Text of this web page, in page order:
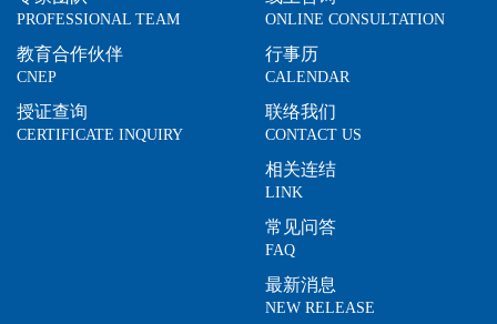
PROFESSIONAL TEAM
教育合作伙伴
CNEP
授证查询
CERTIFICATE INQUIRY
ONLINE CONSULTATION
行事历
CALENDAR
联络我们
CONTACT US
相关连结
LINK
常见问答
FAQ
最新消息
NEW RELEASE